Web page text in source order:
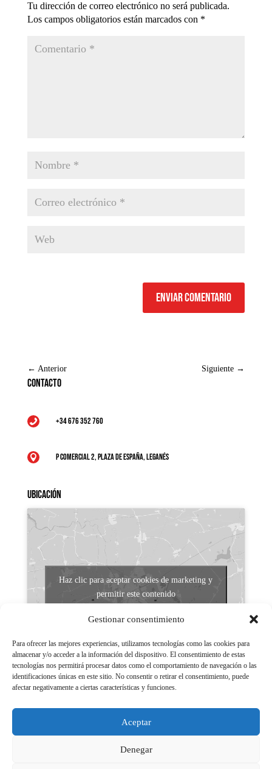
Gestionar consentimiento
Para ofrecer las mejores experiencias, utilizamos tecnologías como las cookies para
almacenar y/o acceder a la información del dispositivo. El consentimiento de estas
tecnologías nos permitirá procesar datos como el comportamiento de navegación o las
identificaciones únicas en este sitio. No consentir o retirar el consentimiento, puede
afectar negativamente a ciertas características y funciones.
Aceptar
Denegar
Tu dirección de correo electrónico no será publicada.
Los campos obligatorios están marcados con *
Enviar comentario
← Anterior Siguiente →
Contacto
 +34 676 352 760
 P Comercial 2, Plaza de España, Leganés
Ubicación
Haz clic para aceptar cookies de marketing y
permitir este contenido
Aviso legal